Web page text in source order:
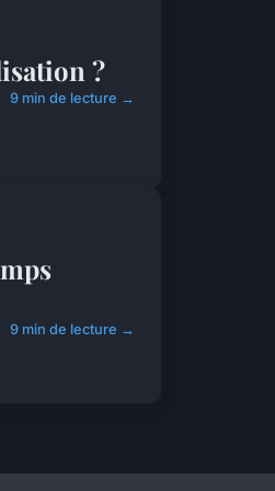
?
9 min de lecture →
9 min de lecture →